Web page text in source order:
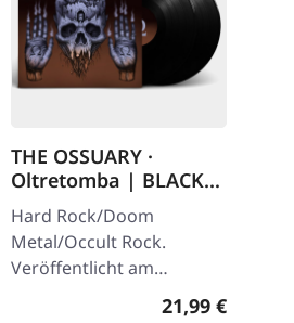
THE OSSUARY ·
Oltretomba | BLACK
2LP
Hard Rock/Doom
Metal/Occult Rock.
Veröffentlicht am
12.11.2021, auf SupremeRegulärer Preis:
21,99 €